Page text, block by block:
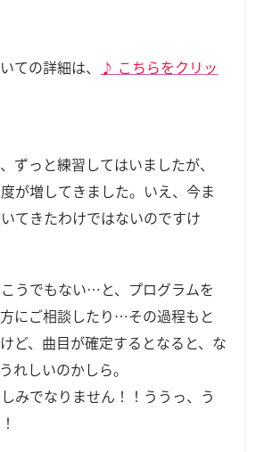
ての詳細は、
♪ こちらをクリッ
ずっと練習してはいましたが、
が増してきました。いえ、今ま
てきたわけではないのですけ
うでもない…と、プログラムを
にご相談したり…その過程もと
ど、曲目が確定するとなると、な
れしいのかしら。
みでなりません！！ううっ、う